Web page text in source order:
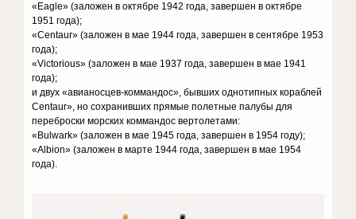
«Eagle» (заложен в октябре 1942 года, завершен в октябре
1951 года);
«Centaur» (заложен в мае 1944 года, завершен в сентябре 1953
года);
«Victorious» (заложен в мае 1937 года, завершен в мае 1941
года);
и двух «авианосцев-коммандос», бывших однотипных кораблей
Centaur», но сохранивших прямые полетные палубы для
переброски морских коммандос вертолетами:
«Bulwark» (заложен в мае 1945 года, завершен в 1954 году);
«Albion» (заложен в марте 1944 года, завершен в мае 1954
года).